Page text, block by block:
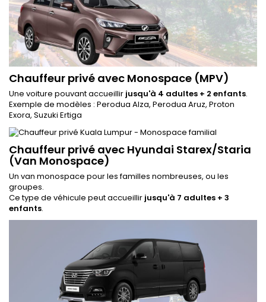
Chauffeur privé avec Monospace (MPV)
Une voiture pouvant accueillir jusqu'à 4 adultes + 2 enfants.
Exemple de modèles : Perodua Alza, Perodua Aruz, Proton
Exora, Suzuki Ertiga
Chauffeur privé avec Hyundai Starex/Staria
(Van Monospace)
Un van monospace pour les familles nombreuses, ou les
groupes.
Ce type de véhicule peut accueillir jusqu'à 7 adultes + 3
enfants.